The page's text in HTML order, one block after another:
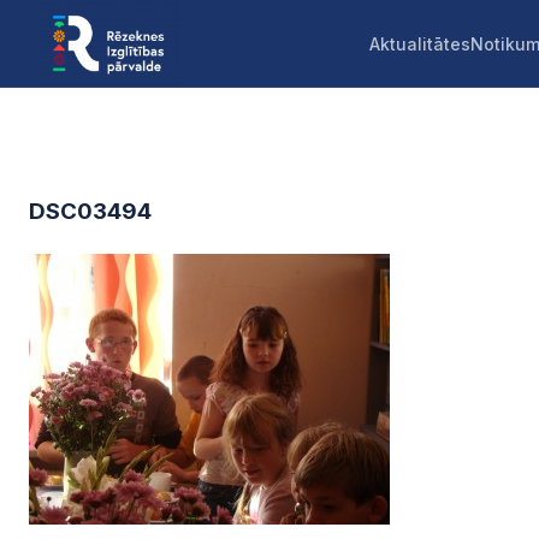
Aktualitātes
DSC03494